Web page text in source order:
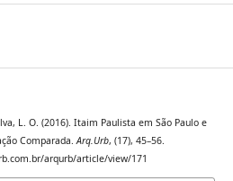
L. O. (2016). Itaim Paulista em São Paulo e
Comparada.Arq.Urb, (17), 45–56.
arqurb/article/view/171